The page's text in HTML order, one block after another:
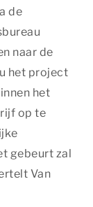
de
naar de
het project
het
op te
gebeurt zal
Van